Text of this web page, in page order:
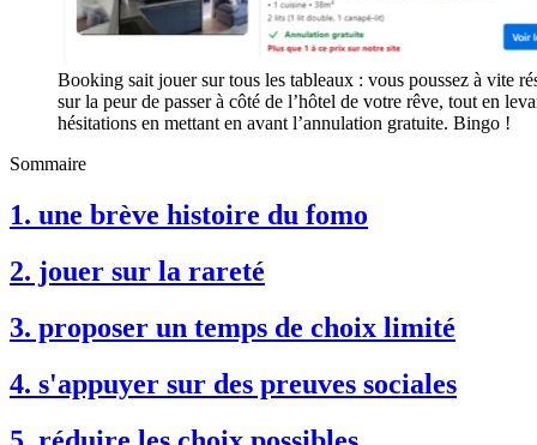
Booking sait jouer sur tous les tableaux : vous poussez à vite
sur la peur de passer à côté de l’hôtel de votre rêve, tout en
hésitations en mettant en avant l’annulation gratuite. Bingo !
Sommaire
1. une brève histoire du fomo
2. jouer sur la rareté
3. proposer un temps de choix limité
4. s'appuyer sur des preuves sociales